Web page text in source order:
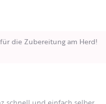
die Zubereitung am Herd!